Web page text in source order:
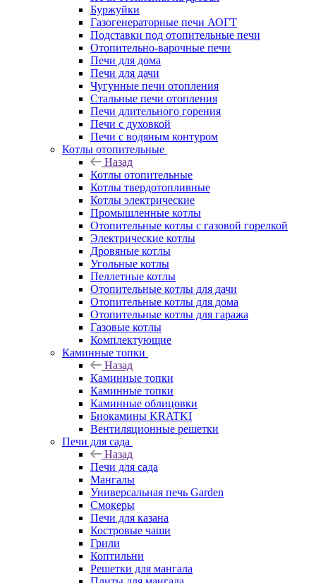
Буржуйки
Газогенераторные печи АОГТ
Подставки под отопительные печи
Отопительно-варочные печи
Печи для дома
Печи для дачи
Чугунные печи отопления
Стальные печи отопления
Печи длительного горения
Печи с духовкой
Печи с водяным контуром
Котлы отопительные
Назад
Котлы отопительные
Котлы твердотопливные
Котлы электрические
Промышленные котлы
Отопительные котлы с газовой горелкой
Электрические котлы
Дровяные котлы
Угольные котлы
Пеллетные котлы
Отопительные котлы для дачи
Отопительные котлы для дома
Отопительные котлы для гаража
Газовые котлы
Комплектующие
Каминные топки
Назад
Каминные топки
Каминные топки
Каминные облицовки
Биокамины KRATKI
Вентиляционные решетки
Печи для сада
Назад
Печи для сада
Мангалы
Универсальная печь Garden
Смокеры
Печи для казана
Костровые чаши
Грили
Коптильни
Решетки для мангала